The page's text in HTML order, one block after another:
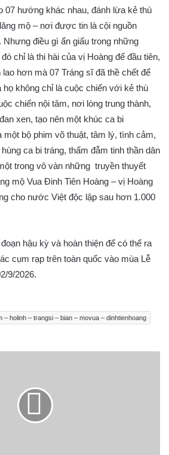
07 hướng khác nhau, đánh lừa kẻ thù
mộ – nơi được tin là cội nguồn
điều gì ẩn giấu trong những
chỉ là thi hài của vị Hoàng đế đầu tiên,
hơn mà 07 Tráng sĩ đã thề chết để
họ không chỉ là cuộc chiến với kẻ thù
chiến nội tâm, nơi lòng trung thành,
xen, tạo nên một khúc ca bi
một bộ phim võ thuật, tâm lý, tình cảm,
ca bi tráng, thấm đẫm tinh thần dân
trong vô vàn những truyền thuyết
mộ Vua Đinh Tiên Hoàng – vị Hoàng
cho nước Việt độc lập sau hơn 1.000
hậu kỳ và hoàn thiện để có thể ra
cụm rạp trên toàn quốc vào mùa Lễ
9/2026.
– holinh – trangsi – bian – movua – dinhtienhoang